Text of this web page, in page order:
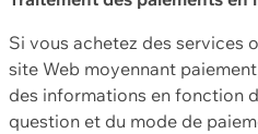
Si vous achetez des services
site Web moyennant
des informations en fonction
question et du mode de